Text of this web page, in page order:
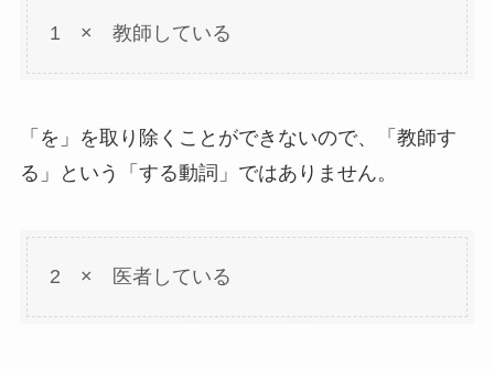
1 × 教師している
「を」を取り除くことができないので、「教師す
る」という「する動詞」ではありません。
2 × 医者している